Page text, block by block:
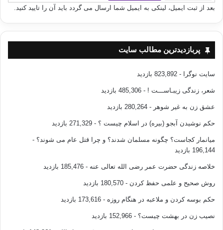
بعد از ثبت ایمیل، لینکی به ایمیل شما ارسال می گردد باید آن را تایید کنید.
پربازدیدترین مطالب سایت
سایت نوگرا - 823,892 بازدید
شعر، زندگی زیبـاســـت ! - 485,306 بازدید
عشق زن به غیر شوهر - 280,264 بازدید
حکم نوشیدن آبجو (بیره) در اسلام چیست ؟ - 271,329 بازدید
میانمار کجاست؟ چگونه مسلمان شدند؟ و چرا قتل عام می شوند؟ -
196,144 بازدید
خلاصه زندگی حضرت عمر رضی الله تعالی عنه - 185,476 بازدید
روش صحیح و علمی حفظ کردن - 180,570 بازدید
حکم بوسه کردن و ملاعبه در هنگام روزه - 173,616 بازدید
نصیب زن در بهشت چیست؟ - 152,966 بازدید